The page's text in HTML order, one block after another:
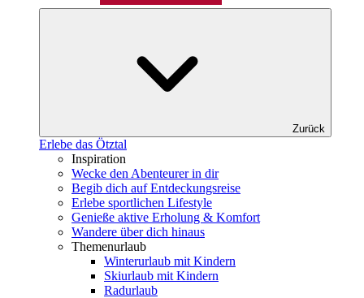
Zurück
Erlebe das Ötztal
Inspiration
Wecke den Abenteurer in dir
Begib dich auf Entdeckungsreise
Erlebe sportlichen Lifestyle
Genieße aktive Erholung & Komfort
Wandere über dich hinaus
Themenurlaub
Winterurlaub mit Kindern
Skiurlaub mit Kindern
Radurlaub